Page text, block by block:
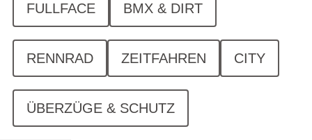
FULLFACE BMX & DIRT
RENNRAD ZEITFAHREN CITY
ÜBERZÜGE & SCHUTZ